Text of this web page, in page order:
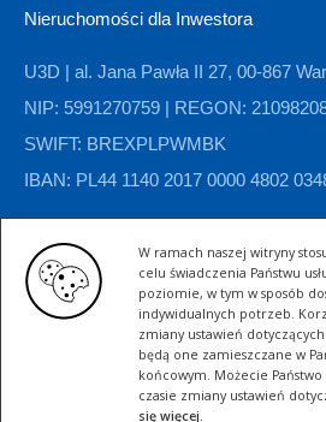
W ramach naszej witryny
celu świadczenia Państwu
poziomie, w tym w sposób
indywidualnych potrzeb.
zmiany ustawień
będą one zamieszczane w
końcowym. Możecie
czasie zmiany ustawień
się więcej.
Nieruchomości dla Inwestora
U3D | al. Jana Pawła II 27, 00-867
NIP: 5991270759 | REGON:
SWIFT: BREXPLPWMBK
IBAN: PL44 1140 2017 0000 4802
Kategorie nieruchomości
Domy Grunty Hale
Komercyjne